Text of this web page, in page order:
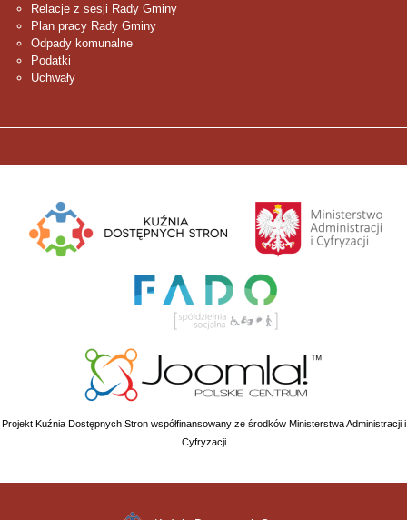
Relacje z sesji Rady Gminy
Plan pracy Rady Gminy
Odpady komunalne
Podatki
Uchwały
Projekt Kuźnia Dostępnych Stron współfinansowany ze środków Ministerstwa Administracji i
Cyfryzacji